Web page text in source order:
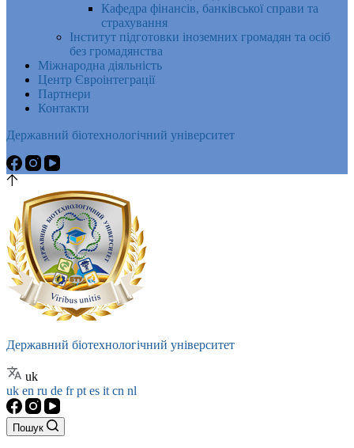
Кафедра фінансів, банківської справи та
страхування
Інститут підготовки іноземних громадян та осіб
без громадянства
Міжнародна діяльність
Центр Євроінтеграції
Партнери
Контакти
Державний біотехнологічний університет
Державний біотехнологічний університет
uk
uk en ru de frpt es it cn nl
Пошук